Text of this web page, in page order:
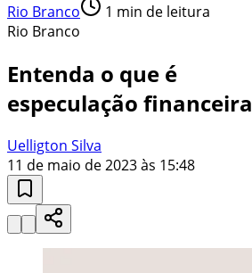
Rio Branco 1 min de leitura
Rio Branco
Entenda o que é
especulação financeira
Uelligton Silva
11 de maio de 2023 às 15:48